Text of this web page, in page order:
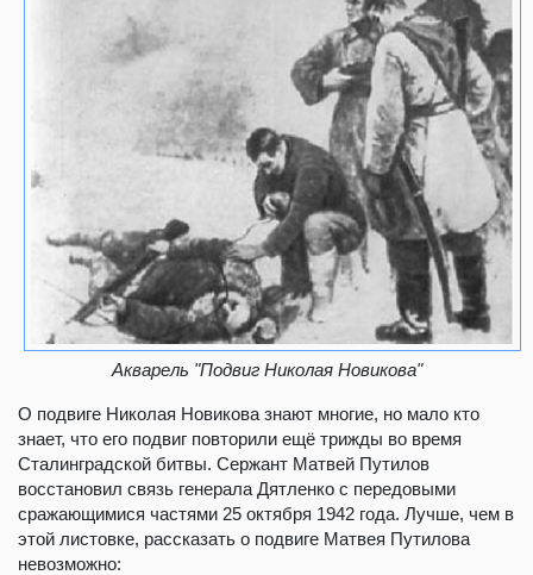
Акварель "Подвиг Николая Новикова"
О подвиге Николая Новикова знают многие, но мало кто
знает, что его подвиг повторили ещё трижды во время
Сталинградской битвы. Сержант Матвей Путилов
восстановил связь генерала Дятленко с передовыми
сражающимися частями 25 октября 1942 года. Лучше, чем в
этой листовке, рассказать о подвиге Матвея Путилова
невозможно: